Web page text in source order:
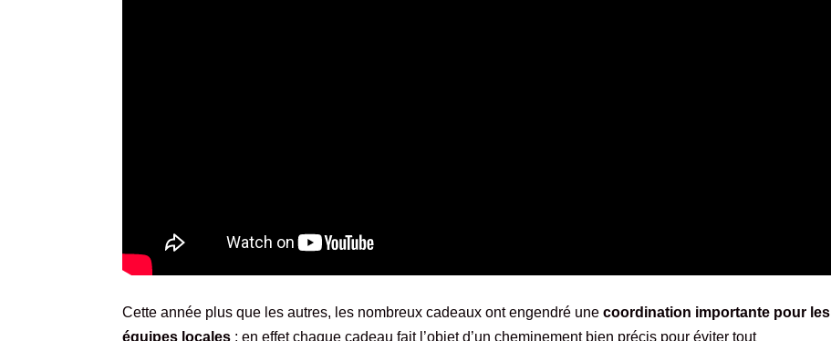
Cette année plus que les autres, les nombreux cadeaux ont engendré unecoordination importante pour les
équipes locales : en effet chaque cadeau fait l’objet d’un cheminement bien précis pour éviter tout